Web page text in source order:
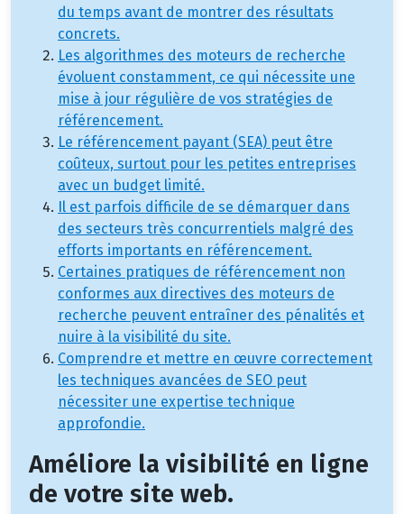
du temps avant de montrer des résultats
concrets.
Les algorithmes des moteurs de recherche
évoluent constamment, ce qui nécessite une
mise à jour régulière de vos stratégies de
référencement.
Le référencement payant (SEA) peut être
coûteux, surtout pour les petites entreprises
avec un budget limité.
Il est parfois difficile de se démarquer dans
des secteurs très concurrentiels malgré des
efforts importants en référencement.
Certaines pratiques de référencement non
conformes aux directives des moteurs de
recherche peuvent entraîner des pénalités et
nuire à la visibilité du site.
Comprendre et mettre en œuvre correctement
les techniques avancées de SEO peut
nécessiter une expertise technique
approfondie.
Améliore la visibilité en ligne
de votre site web.